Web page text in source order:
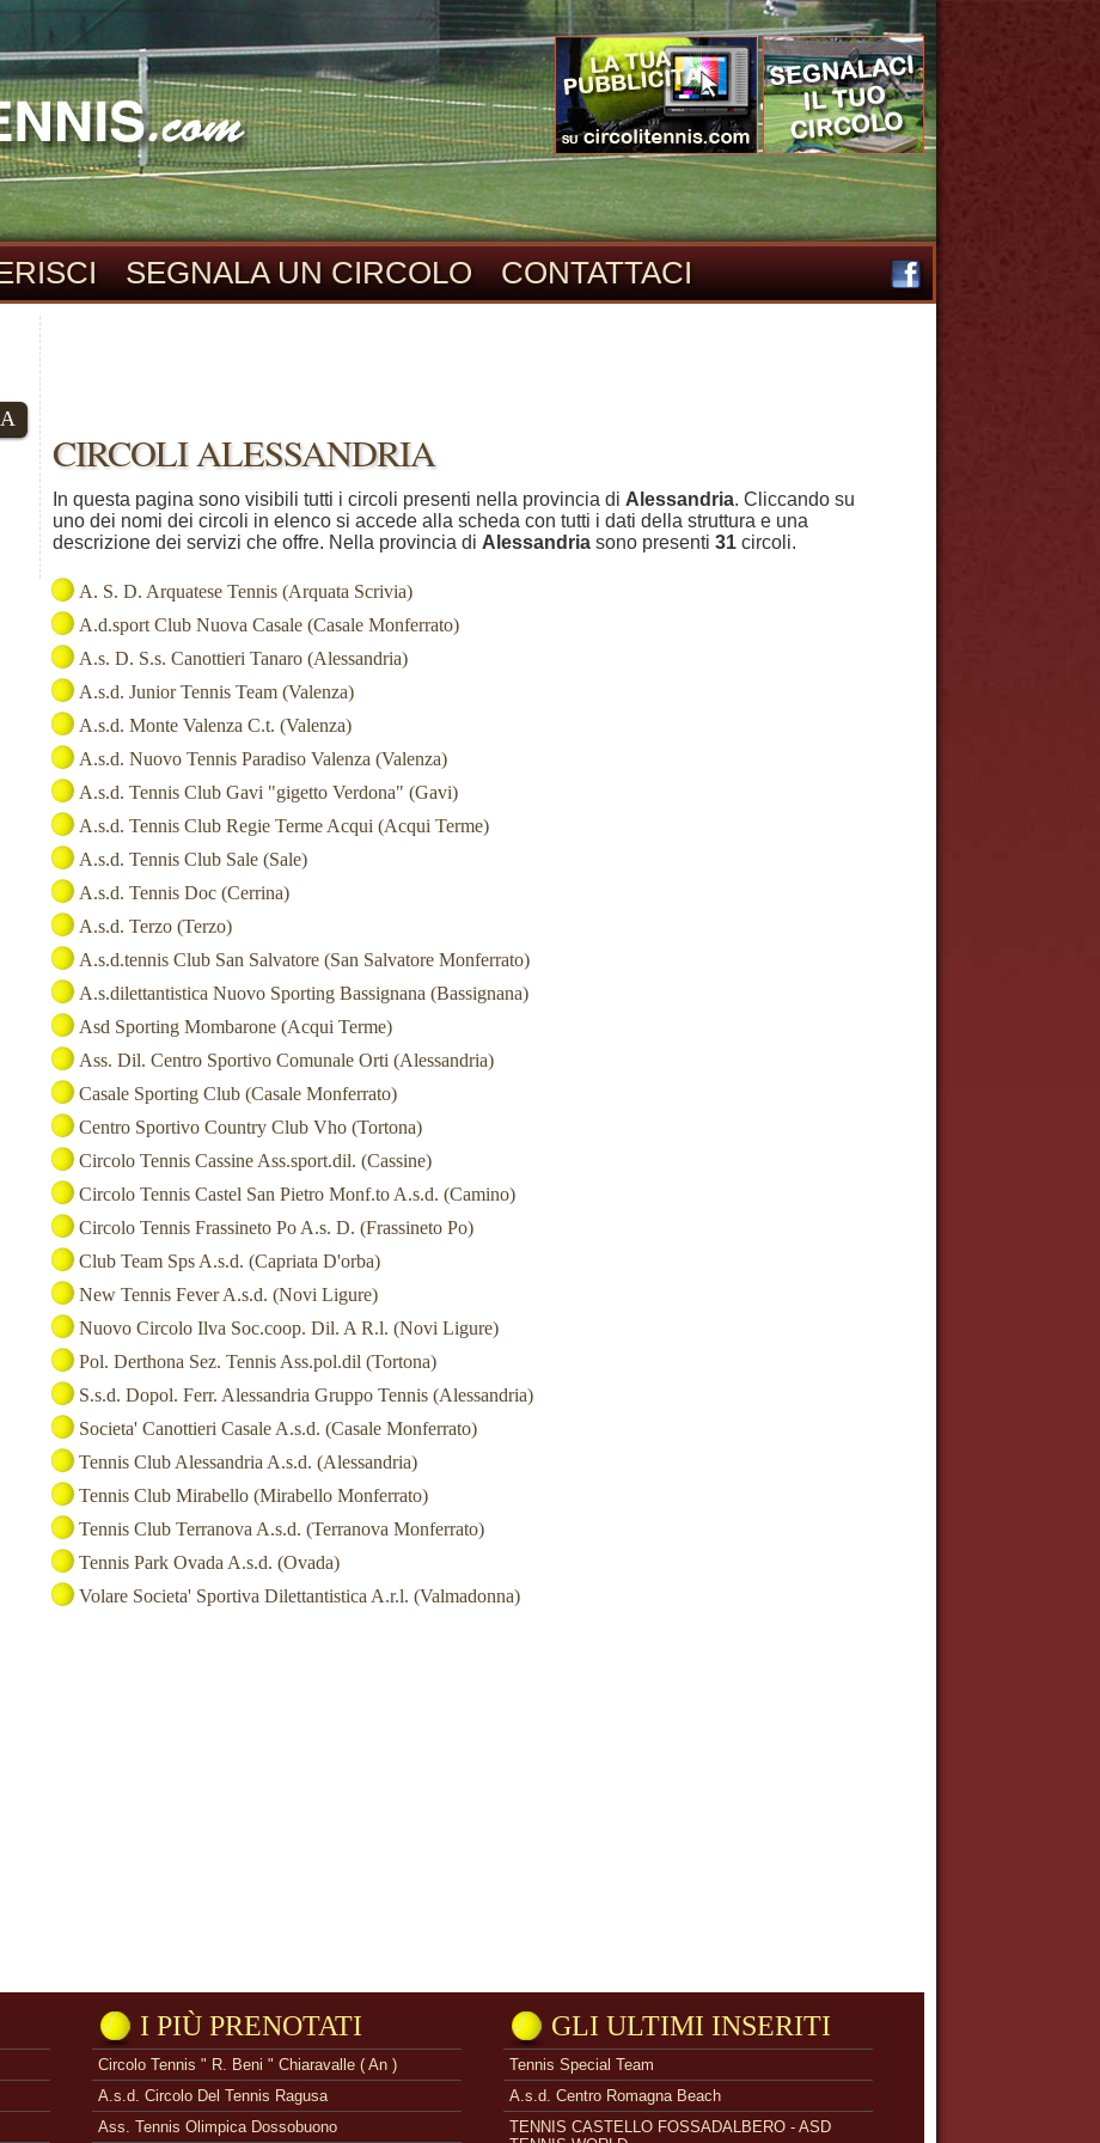
SEGNALA UN CIRCOLO CONTATTACI
CIRCOLI ALESSANDRIA
In questa pagina sono visibili tutti i circoli presenti nella provincia di Alessandria. Cliccando su
uno dei nomi dei circoli in elenco si accede alla scheda con tutti i dati della struttura e una
descrizione dei servizi che offre. Nella provincia di Alessandria sono presenti 31 circoli.
A. S. D. Arquatese Tennis (Arquata Scrivia)
A.d.sport Club Nuova Casale (Casale Monferrato)
A.s. D. S.s. Canottieri Tanaro (Alessandria)
A.s.d. Junior Tennis Team (Valenza)
A.s.d. Monte Valenza C.t. (Valenza)
A.s.d. Nuovo Tennis Paradiso Valenza (Valenza)
A.s.d. Tennis Club Gavi "gigetto Verdona" (Gavi)
A.s.d. Tennis Club Regie Terme Acqui (Acqui Terme)
A.s.d. Tennis Club Sale (Sale)
A.s.d. Tennis Doc (Cerrina)
A.s.d. Terzo (Terzo)
A.s.d.tennis Club San Salvatore (San Salvatore Monferrato)
A.s.dilettantistica Nuovo Sporting Bassignana (Bassignana)
Asd Sporting Mombarone (Acqui Terme)
Ass. Dil. Centro Sportivo Comunale Orti (Alessandria)
Casale Sporting Club (Casale Monferrato)
Centro Sportivo Country Club Vho (Tortona)
Circolo Tennis Cassine Ass.sport.dil. (Cassine)
Circolo Tennis Castel San Pietro Monf.to A.s.d. (Camino)
Circolo Tennis Frassineto Po A.s. D. (Frassineto Po)
Club Team Sps A.s.d. (Capriata D'orba)
New Tennis Fever A.s.d. (Novi Ligure)
Nuovo Circolo Ilva Soc.coop. Dil. A R.l. (Novi Ligure)
Pol. Derthona Sez. Tennis Ass.pol.dil (Tortona)
S.s.d. Dopol. Ferr. Alessandria Gruppo Tennis (Alessandria)
Societa' Canottieri Casale A.s.d. (Casale Monferrato)
Tennis Club Alessandria A.s.d. (Alessandria)
Tennis Club Mirabello (Mirabello Monferrato)
Tennis Club Terranova A.s.d. (Terranova Monferrato)
Tennis Park Ovada A.s.d. (Ovada)
Volare Societa' Sportiva Dilettantistica A.r.l. (Valmadonna)
I PIÙ PRENOTATI
Circolo Tennis " R. Beni " Chiaravalle ( An )
A.s.d. Circolo Del Tennis Ragusa
Ass. Tennis Olimpica Dossobuono
GLI ULTIMI INSERITI
Tennis Special Team
A.s.d. Centro Romagna Beach
TENNIS CASTELLO FOSSADALBERO - ASD